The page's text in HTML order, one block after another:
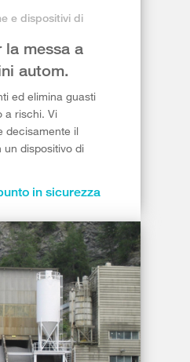
e dispositivi di
la messa a
autom.
ed elimina guasti
a rischi. Vi
decisamente il
un dispositivo di
in sicurezza